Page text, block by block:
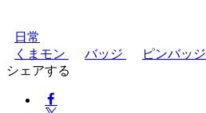
日常
くまモン
バッジ ピンバッジ
シェアする